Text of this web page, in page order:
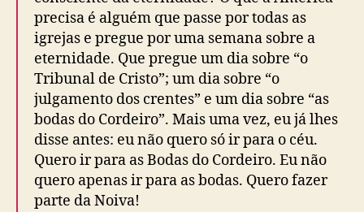
precisa é alguém que passe por todas as
igrejas e pregue por uma semana sobre a
eternidade. Que pregue um dia sobre “o
Tribunal de Cristo”; um dia sobre “o
julgamento dos crentes” e um dia sobre “as
bodas do Cordeiro”. Mais uma vez, eu já lhes
disse antes: eu não quero só ir para o céu.
Quero ir para as Bodas do Cordeiro. Eu não
quero apenas ir para as bodas. Quero fazer
parte da Noiva!